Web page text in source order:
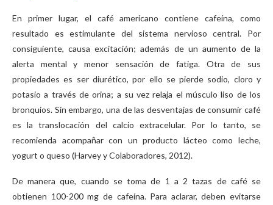
En primer lugar, el café americano contiene cafeína, como
resultado es estimulante del sistema nervioso central. Por
consiguiente, causa excitación; además de un aumento de la
alerta mental y menor sensación de fatiga. Otra de sus
propiedades es ser diurético, por ello se pierde sodio, cloro y
potasio a través de orina; a su vez relaja el músculo liso de los
bronquios. Sin embargo, una de las desventajas de consumir café
es la translocación del calcio extracelular. Por lo tanto, se
recomienda acompañar con un producto lácteo como leche,
yogurt o queso (Harvey y Colaboradores, 2012).
De manera que, cuando se toma de 1 a 2 tazas de café se
obtienen 100-200 mg de cafeína. Para aclarar, deben evitarse